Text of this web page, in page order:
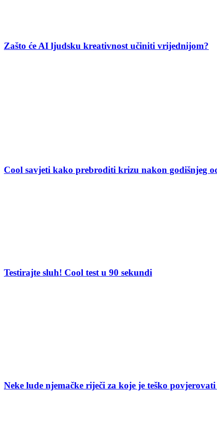
Zašto će AI ljudsku kreativnost učiniti vrijednijom?
Cool savjeti kako prebroditi krizu nakon godišnjeg
Testirajte sluh! Cool test u 90 sekundi
Neke lude njemačke riječi za koje je teško